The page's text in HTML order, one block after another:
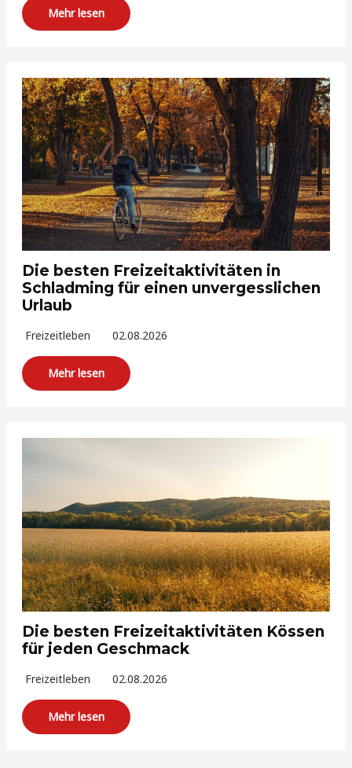
Mehr lesen
Die besten Freizeitaktivitäten in
Schladming für einen unvergesslichen
Urlaub
Freizeitleben 02.08.2026
Mehr lesen
Die besten Freizeitaktivitäten Kössen
für jeden Geschmack
Freizeitleben 02.08.2026
Mehr lesen